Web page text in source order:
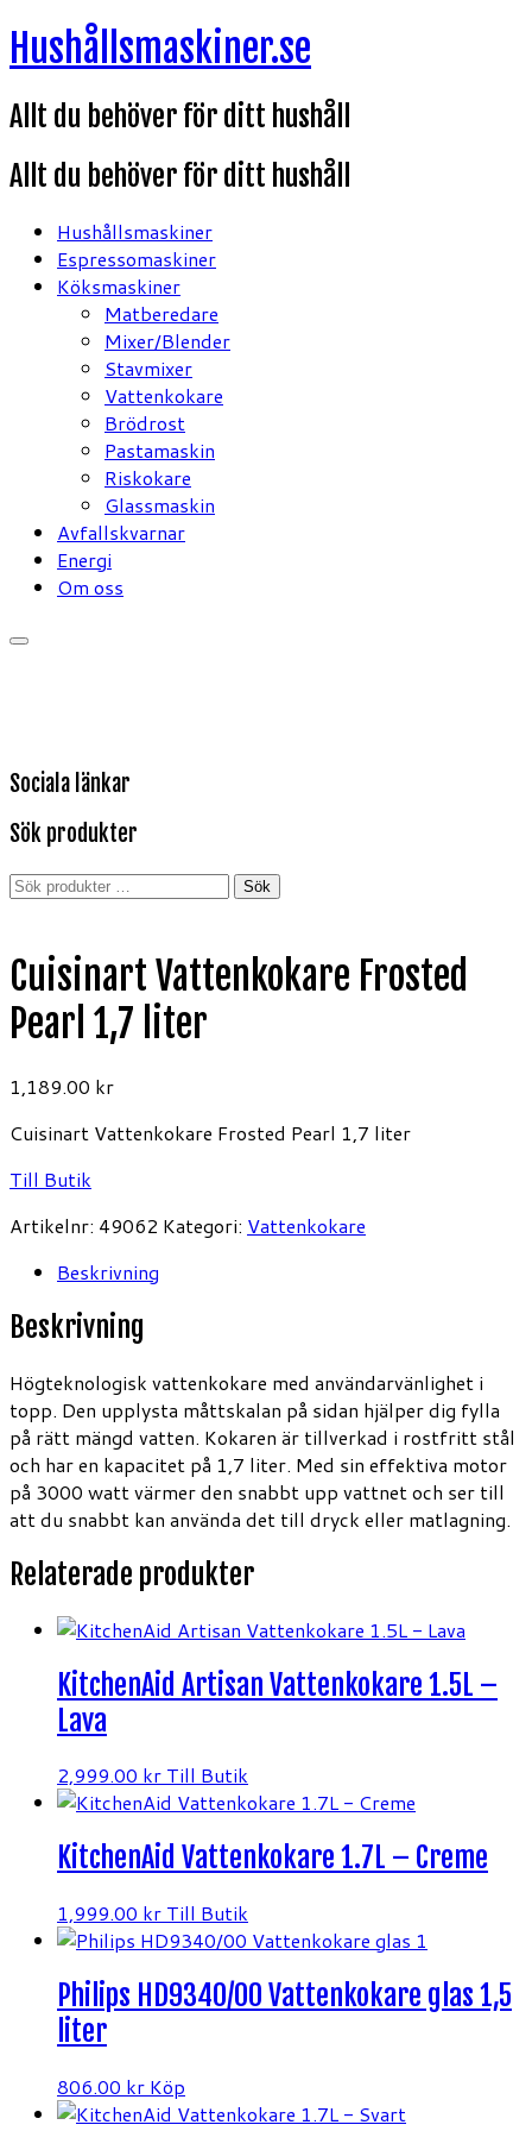
Hoppa
till
Hushållsmaskiner.se
Allt du behöver för ditt hushåll
Allt du behöver för ditt hushåll
Hushållsmaskiner
Espressomaskiner
Köksmaskiner
Matberedare
Mixer/Blender
Stavmixer
Vattenkokare
Brödrost
Pastamaskin
Riskokare
Glassmaskin
Avfallskvarnar
Energi
Om oss
Sociala länkar
Sök produkter
Sök
Sök
Cuisinart Vattenkokare Frosted
Pearl 1,7 liter
1,189.00 kr
Cuisinart Vattenkokare Frosted Pearl 1,7 liter
Till Butik
Artikelnr: 49062 Kategori: Vattenkokare
Beskrivning
Beskrivning
Högteknologisk vattenkokare med användarvänlighet i
topp. Den upplysta måttskalan på sidan hjälper dig fylla
på rätt mängd vatten. Kokaren är tillverkad i rostfritt stål
och har en kapacitet på 1,7 liter. Med sin effektiva motor
på 3000 watt värmer den snabbt upp vattnet och ser till
att du snabbt kan använda det till dryck eller matlagning.
Relaterade produkter
KitchenAid Artisan Vattenkokare 1.5L –
Lava
2,999.00 kr Till Butik
KitchenAid Vattenkokare 1.7L – Creme
1,999.00 kr Till Butik
Philips HD9340/00 Vattenkokare glas 1,5
liter
806.00 kr Köp